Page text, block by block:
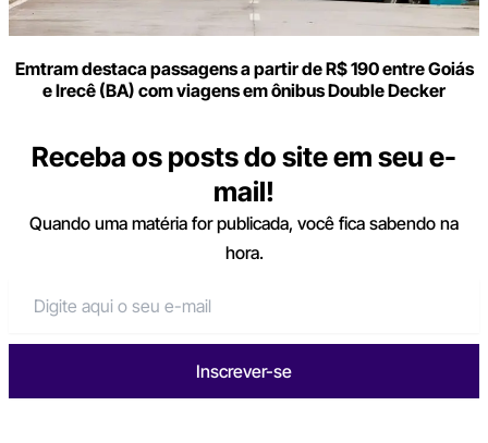
Emtram destaca passagens a partir de R$ 190 entre Goiás
e Irecê (BA) com viagens em ônibus Double Decker
Receba os posts do site em seu e-
mail!
Quando uma matéria for publicada, você fica sabendo na
hora.
Inscrever-se